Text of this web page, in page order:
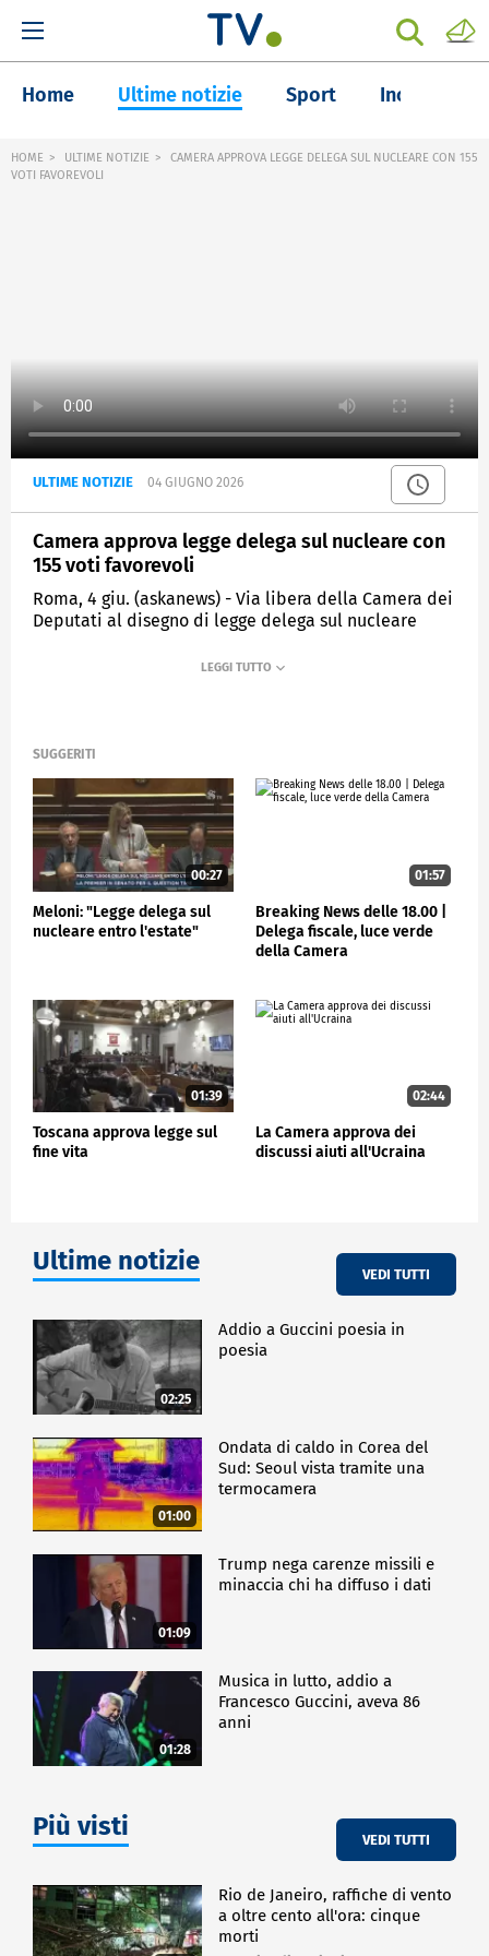
Home Ultime notizie Sport Inchieste
HOME ULTIME NOTIZIE
CAMERA APPROVA LEGGE DELEGA SUL NUCLEARE CON 155
VOTI FAVOREVOLI
ULTIME NOTIZIE 04 GIUGNO 2026
Camera approva legge delega sul nucleare con
155 voti favorevoli
Roma, 4 giu. (askanews) - Via libera della Camera dei
Deputati al disegno di legge delega sul nucleare
sono stati 155, i contrari 86, gli astenuti 8. In totale i
provvedimento prima della pausa estiva.
POLITICA
SUGGERITI
00:27
Meloni: "Legge delega sul
nucleare entro l'estate"
01:57
Breaking News delle 18.00 |
Delega fiscale, luce verde
della Camera
01:39
Toscana approva legge sul
fine vita
02:44
La Camera approva dei
discussi aiuti all'Ucraina
Ultime notizie VEDI TUTTI
02:25
Addio a Guccini poesia in
poesia
01:00
Ondata di caldo in Corea del
Sud: Seoul vista tramite una
termocamera
01:09
Trump nega carenze missili e
minaccia chi ha diffuso i dati
01:28
Musica in lutto, addio a
Francesco Guccini, aveva 86
anni
Più visti VEDI TUTTI
Rio de Janeiro, raffiche di vento
a oltre cento all'ora: cinque
morti